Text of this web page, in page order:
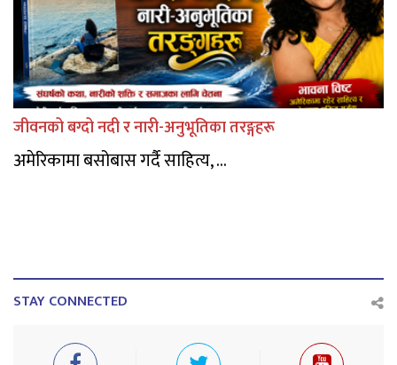
जीवनको बग्दो नदी र नारी-अनुभूतिका तरङ्गहरू
अमेरिकामा बसोबास गर्दै साहित्य, ...
STAY CONNECTED